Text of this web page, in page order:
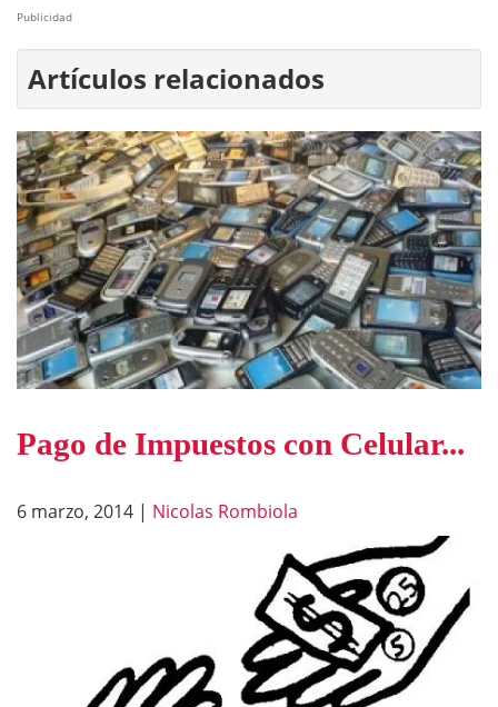
Publicidad
Artículos relacionados
Pago de Impuestos con Celular...
6 marzo, 2014 | Nicolas Rombiola